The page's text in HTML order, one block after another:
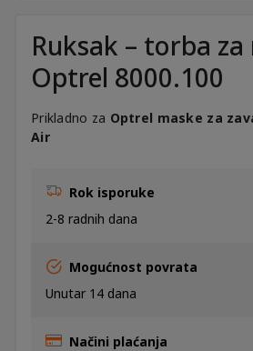
Ruksak – torba za
Optrel 8000.100
Prikladno za Optrel maske za
Air
Rok isporuke
2-8 radnih dana
Mogućnost povrata
Unutar 14 dana
Načini plaćanja